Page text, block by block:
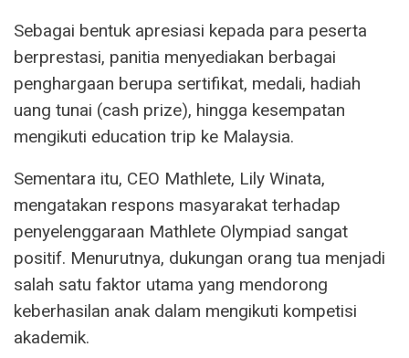
Sebagai bentuk apresiasi kepada para peserta
berprestasi, panitia menyediakan berbagai
penghargaan berupa sertifikat, medali, hadiah
uang tunai (cash prize), hingga kesempatan
mengikuti education trip ke Malaysia.
Sementara itu, CEO Mathlete, Lily Winata,
mengatakan respons masyarakat terhadap
penyelenggaraan Mathlete Olympiad sangat
positif. Menurutnya, dukungan orang tua menjadi
salah satu faktor utama yang mendorong
keberhasilan anak dalam mengikuti kompetisi
akademik.